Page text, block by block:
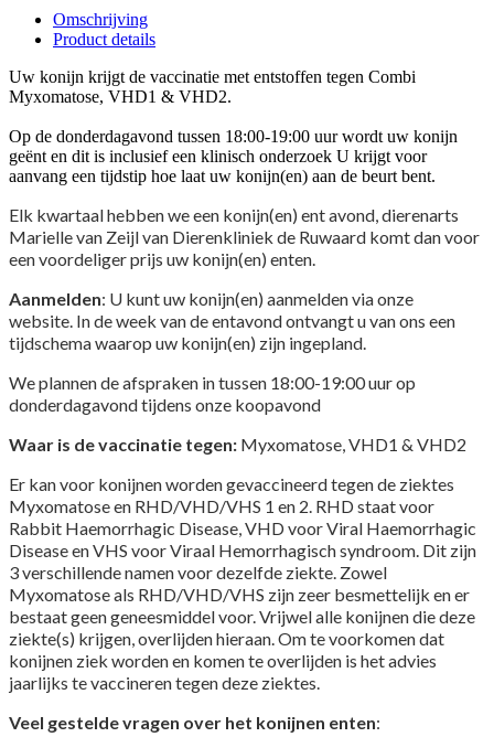
Omschrijving
Product details
Uw konijn krijgt de vaccinatie met entstoffen tegen Combi
Myxomatose, VHD1 & VHD2.
Op de donderdagavond tussen 18:00-19:00 uur wordt uw konijn
geënt en dit is inclusief een klinisch onderzoek U krijgt voor
aanvang een tijdstip hoe laat uw konijn(en) aan de beurt bent.
Elk kwartaal hebben we een konijn(en) ent avond, dierenarts
Marielle van Zeijl van Dierenkliniek de Ruwaard komt dan voor
een voordeliger prijs uw konijn(en) enten.
Aanmelden: U kunt uw konijn(en) aanmelden via onze
website. In de week van de entavond ontvangt u van ons een
tijdschema waarop uw konijn(en) zijn ingepland.
We plannen de afspraken in tussen 18:00-19:00 uur op
donderdagavond tijdens onze koopavond
Waar is de vaccinatie tegen: Myxomatose, VHD1 & VHD2
Er kan voor konijnen worden gevaccineerd tegen de ziektes
Myxomatose en RHD/VHD/VHS 1 en 2. RHD staat voor
Rabbit Haemorrhagic Disease, VHD voor Viral Haemorrhagic
Disease en VHS voor Viraal Hemorrhagisch syndroom. Dit zijn
3 verschillende namen voor dezelfde ziekte. Zowel
Myxomatose als RHD/VHD/VHS zijn zeer besmettelijk en er
bestaat geen geneesmiddel voor. Vrijwel alle konijnen die deze
ziekte(s) krijgen, overlijden hieraan. Om te voorkomen dat
konijnen ziek worden en komen te overlijden is het advies
jaarlijks te vaccineren tegen deze ziektes.
Veel gestelde vragen over het konijnen enten: